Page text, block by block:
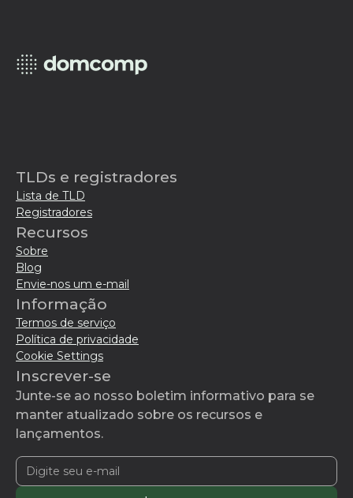
TLDs e registradores
Lista de TLD
Registradores
Recursos
Sobre
Blog
Envie-nos um e-mail
Informação
Termos de serviço
Política de privacidade
Cookie Settings
Inscrever-se
Junte-se ao nosso boletim informativo para se
manter atualizado sobre os recursos e
lançamentos.